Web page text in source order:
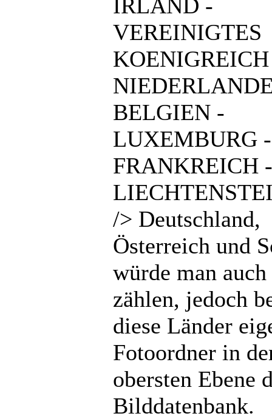
IRLAND -
VEREINIGTES
BELGIEN -
LUXEMBURG -
FRANKREICH -
/> Deutschland,
Österreich und
würde man auch
zählen, jedoch
diese Länder
Fotoordner in
obersten Ebene
Bilddatenbank.